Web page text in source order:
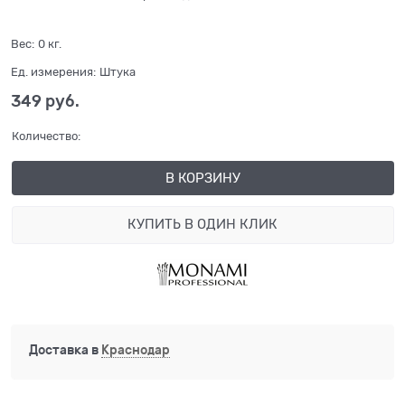
Вес: 0 кг.
Ед. измерения: Штука
349 руб.
Количество:
В КОРЗИНУ
КУПИТЬ В ОДИН КЛИК
Доставка в Краснодар